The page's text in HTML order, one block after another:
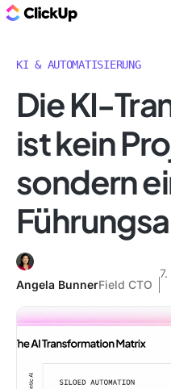
KI & AUTOMATISIERUNG
Die KI-
ist kein
sondern
Angela BunnerField CTO